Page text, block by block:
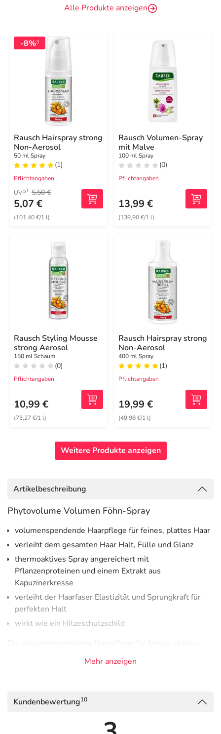
Alle Produkte anzeigen
-8%3
Rausch Hairspray strong
Non-Aerosol
50 ml Spray
(1)
Pflichtangaben
UVP1 5,50 €
5,07 €
(101,40 €/1 l)
Rausch Volumen-Spray
mit Malve
100 ml Spray
(0)
Pflichtangaben
13,99 €
(139,90 €/1 l)
Rausch Styling Mousse
strong Aerosol
150 ml Schaum
(0)
Pflichtangaben
10,99 €
(73,27 €/1 l)
Rausch Hairspray strong
Non-Aerosol
400 ml Spray
(1)
Pflichtangaben
19,99 €
(49,98 €/1 l)
Weitere Produkte anzeigen
Artikelbeschreibung
Phytovolume Volumen Föhn-Spray
volumenspendende Haarpflege für feines, plattes Haar
verleiht dem gesamten Haar Halt, Fülle und Glanz
thermoaktives Spray angereichert mit
Pflanzenproteinen und einem Extrakt aus
Kapuzinerkresse
verleiht der Haarfaser Elastizität und Sprungkraft für
perfekten Halt
wirkt wie ein Hitzeschutzschild
und Glanz. Dieses Phytovolume thermoaktive Spray
sofortiges Volumen direkt vom Haaransatz an. Es verleiht
Halt. Dank seiner umhüllenden Eigenschaften wirkt es
Mehr anzeigen
Kundenbewertung10